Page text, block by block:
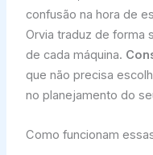
confusão na hora de
Orvia traduz de forma
de cada máquina.
que não precisa
no planejamento do
Como funcionam